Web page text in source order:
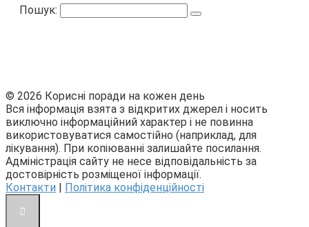
Пошук:
© 2026 Корисні поради на кожен день
Вся інформація взята з відкритих джерел і носить
виключно інформаційний характер і не повинна
використовуватися самостійно (наприклад, для
лікування). При копіюванні залишайте посилання.
Адміністрація сайту не несе відповідальність за
достовірність розміщеної інформації.
Контакти
Політика конфіденційності